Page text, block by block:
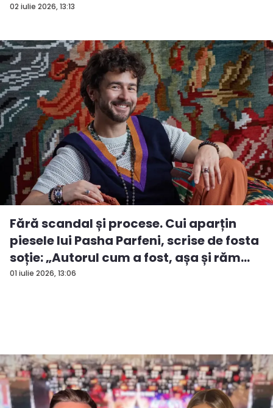
02 iulie 2026, 13:13
01 iulie 2026, 13:06
Fără scandal și procese. Cui aparțin
piesele lui Pasha Parfeni, scrise de fosta
soție: „Autorul cum a fost, așa și răm...